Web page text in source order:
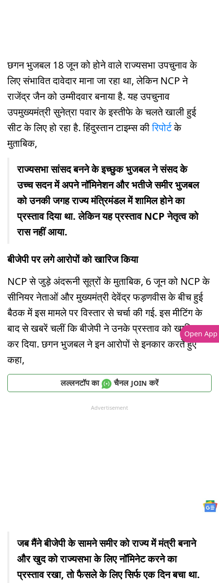
छगन भुजबल 18 जून को होने वाले राज्यसभा उपचुनाव के
लिए संभावित दावेदार माना जा रहा था, लेकिन NCP ने
राजेंद्र जैन को उम्मीदवार बनाया है. यह उपचुनाव
उपमुख्यमंत्री सुनेत्रा पवार के इस्तीफे के चलते खाली हुई
सीट के लिए हो रहा है. हिंदुस्तान टाइम्स कीरिपोर्टके
मुताबिक,
राज्यसभा सांसद बनने के इच्छुक भुजबल ने संसद के
उच्च सदन में अपने नॉमिनेशन और भतीजे समीर भुजबल
को उनकी जगह राज्य मंत्रिमंडल में शामिल होने का
प्रस्ताव दिया था. लेकिन यह प्रस्ताव NCP नेतृत्व को
रास नहीं आया.
बीजेपी पर लगे आरोपों को खारिज किया
NCP से जुड़े अंदरूनी सूत्रों के मुताबिक, 6 जून को NCP के
सीनियर नेताओं और मुख्यमंत्री देवेंद्र फड़णवीस के बीच हुई
बैठक में इस मामले पर विस्तार से चर्चा की गई. इस मीटिंग के
बाद से खबरें चलीं कि बीजेपी ने उनके प्रस्ताव को खारिज
कर दिया. छगन भुजबल ने इन आरोपों से इनकार करते हुए
कहा,
लल्लनटॉप का चैनल JOIN करें
Advertisement
जब मैंने बीजेपी के सामने समीर को राज्य में मंत्री बनाने
और खुद को राज्यसभा के लिए नॉमिनेट करने का
प्रस्ताव रखा, तो फैसले के लिए सिर्फ एक दिन बचा था.
Open App